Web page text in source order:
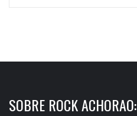
SOBRE ROCK ACHORAO: